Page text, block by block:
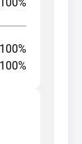
100%
100%